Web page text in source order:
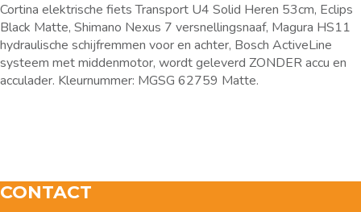
Cortina elektrische fiets Transport U4 Solid Heren 53cm, Eclips
Black Matte, Shimano Nexus 7 versnellingsnaaf, Magura HS11
hydraulische schijfremmen voor en achter, Bosch ActiveLine
systeem met middenmotor, wordt geleverd ZONDER accu en
acculader. Kleurnummer: MGSG 62759 Matte.
CONTACT